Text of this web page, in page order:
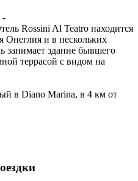
-
Rossini Al Teatro находится
Онеглия и в нескольких
занимает здание бывшего
террасой с видом на
в Diano Marina, в 4 км от